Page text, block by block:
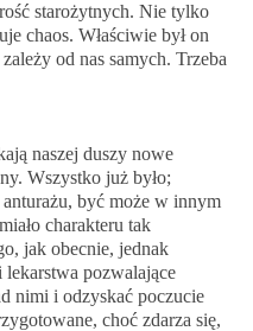
starożytnych. Nie tylko
chaos. Właściwie był on
od nas samych. Trzeba
naszej duszy nowe
Wszystko już było;
być może w innym
charakteru tak
jak obecnie, jednak
pozwalające
nimi i odzyskać poczucie
choć zdarza się,